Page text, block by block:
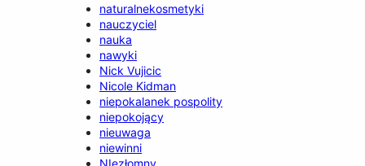
naturalnekosmetyki
nauczyciel
nauka
nawyki
Nick Vujicic
Nicole Kidman
niepokalanek pospolity
niepokojący
nieuwaga
niewinni
NIezłomny